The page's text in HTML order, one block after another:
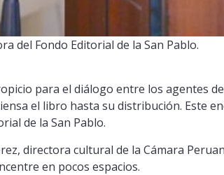
del Fondo Editorial de la San Pablo.
para el diálogo entre los agentes
el libro hasta su distribución. Este
de la San Pablo.
directora cultural de la Cámara
en pocos espacios.